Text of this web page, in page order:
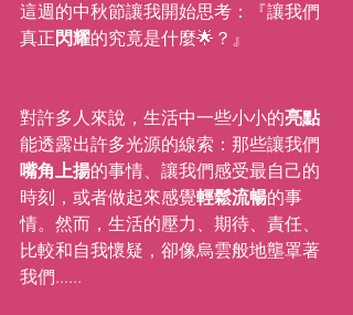
這週的中秋節讓我開始思考：『讓我們
真正閃耀的究竟是什麼🌟？』
對許多人來說，生活中一些小小的亮點
能透露出許多光源的線索：那些讓我們
嘴角上揚的事情、讓我們感受最自己的
時刻，或者做起來感覺輕鬆流暢的事
情。然而，生活的壓力、期待、責任、
比較和自我懷疑，卻像烏雲般地壟罩著
我們......